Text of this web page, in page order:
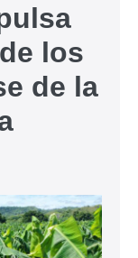
los
de la